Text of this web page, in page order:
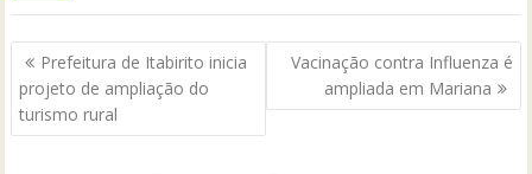
Navegação
de
Post
Prefeitura de Itabirito inicia
projeto de ampliação do
turismo rural
Vacinação contra Influenza é
ampliada em Mariana